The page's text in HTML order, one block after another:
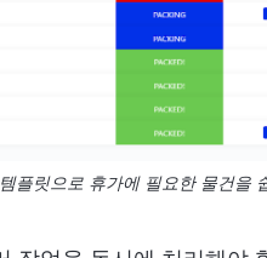
플릿으로 휴가에 필요한 물건을